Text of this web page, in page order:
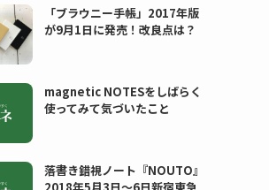
「ブラウニー手帳」2017年版
が9月1日に発売！改良点は？
magnetic NOTESをしばらく
使ってみて気づいたこと
落書き錯視ノート『NOUTO』
2018年5月3日〜6日新宿東急